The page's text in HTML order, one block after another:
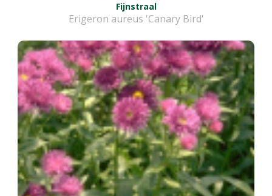
Fijnstraal
Erigeron aureus 'Canary Bird'